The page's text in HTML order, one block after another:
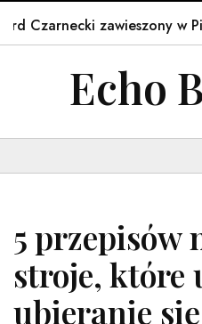
zawieszony w PiS na
Echo
5 przepisów
stroje, które
ubieranie się